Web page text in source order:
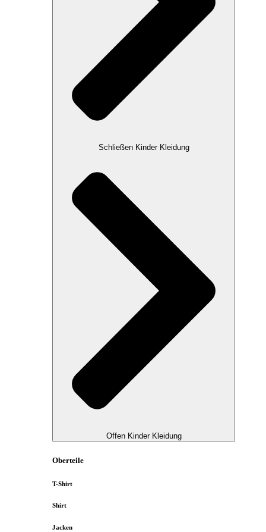
Schließen Kinder Kleidung
Offen Kinder Kleidung
Oberteile
T-Shirt
Shirt
Jacken